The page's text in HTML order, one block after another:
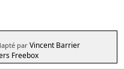
par Vincent Barrier
Freebox